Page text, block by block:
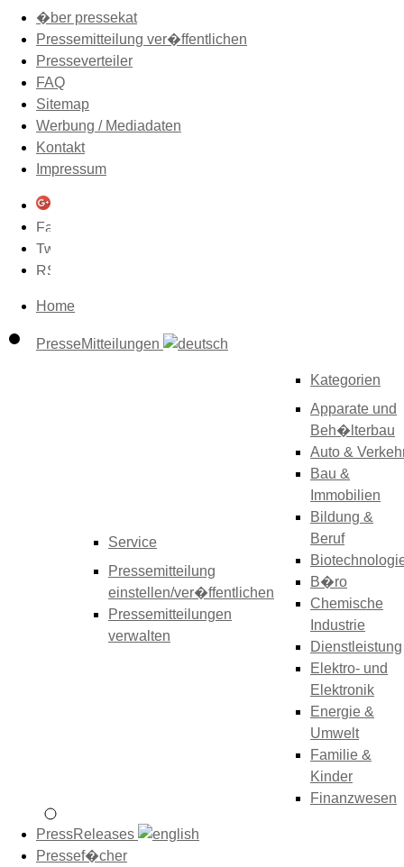
�ber pressekat
Pressemitteilung ver�ffentlichen
Presseverteiler
FAQ
Sitemap
Werbung / Mediadaten
Kontakt
Impressum
Home
PresseMitteilungen
Service
Pressemitteilung
einstellen/ver�ffentlichen
Pressemitteilungen
verwalten
Kategorien
Apparate und
Beh�lterbau
Auto &
Bau &
Immobilien
Bildung &
Beruf
B�ro
Chemische
Industrie
Dienstleistung
Elektro- und
Elektronik
Energie &
Umwelt
Familie &
Kinder
Finanzwesen
PressReleases
Pressef�cher